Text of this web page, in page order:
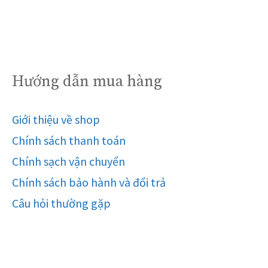
Hướng dẫn mua hàng
Giới thiệu về shop
Chính sách thanh toán
Chính sạch vận chuyển
Chính sách bảo hành và đổi trả
Câu hỏi thường gặp